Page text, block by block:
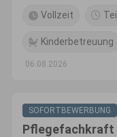
Vollzeit
Kinderbetreuung
06.08.2026
SOFORTBEWERBUNG
Pflegefachkraft